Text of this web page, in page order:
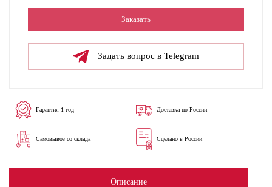
Заказать
Задать вопрос в Telegram
Гарантия 1 год Доставка по России
Самовывоз со склада Сделано в России
Описание